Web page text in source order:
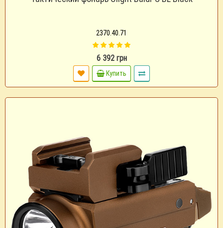
2370.40.71
6 392 грн
Купить